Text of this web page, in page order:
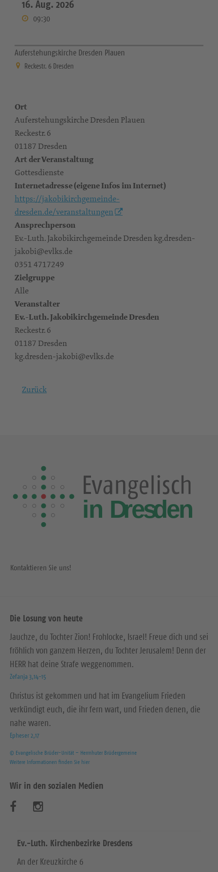
16. Aug. 2026
09:30
Auferstehungskirche Dresden Plauen
Reckestr. 6 Dresden
Ort
Auferstehungskirche Dresden Plauen
Reckestr. 6
01187 Dresden
Art der Veranstaltung
Gottesdienste
Internetadresse (eigene Infos im Internet)
https://jakobikirchgemeinde-
dresden.de/veranstaltungen
Ansprechperson
Ev.-Luth. Jakobikirchgemeinde Dresden kg.dresden-
jakobi@evlks.de
0351 4717249
Zielgruppe
Alle
Veranstalter
Ev.-Luth. Jakobikirchgemeinde Dresden
Reckestr. 6
01187 Dresden
kg.dresden-jakobi@evlks.de
Zurück
Kontaktieren Sie uns!
Die Losung von heute
Jauchze, du Tochter Zion! Frohlocke, Israel! Freue dich und sei
fröhlich von ganzem Herzen, du Tochter Jerusalem! Denn der
HERR hat deine Strafe weggenommen.
Zefanja 3,14-15
Christus ist gekommen und hat im Evangelium Frieden
verkündigt euch, die ihr fern wart, und Frieden denen, die
nahe waren.
Epheser 2,17
© Evangelische Brüder-Unität – Herrnhuter Brüdergemeine
Weitere Informationen finden Sie hier
Wir in den sozialen Medien
s
u
s
u
Ev.-Luth. Kirchenbezirke Dresdens
An der Kreuzkirche 6